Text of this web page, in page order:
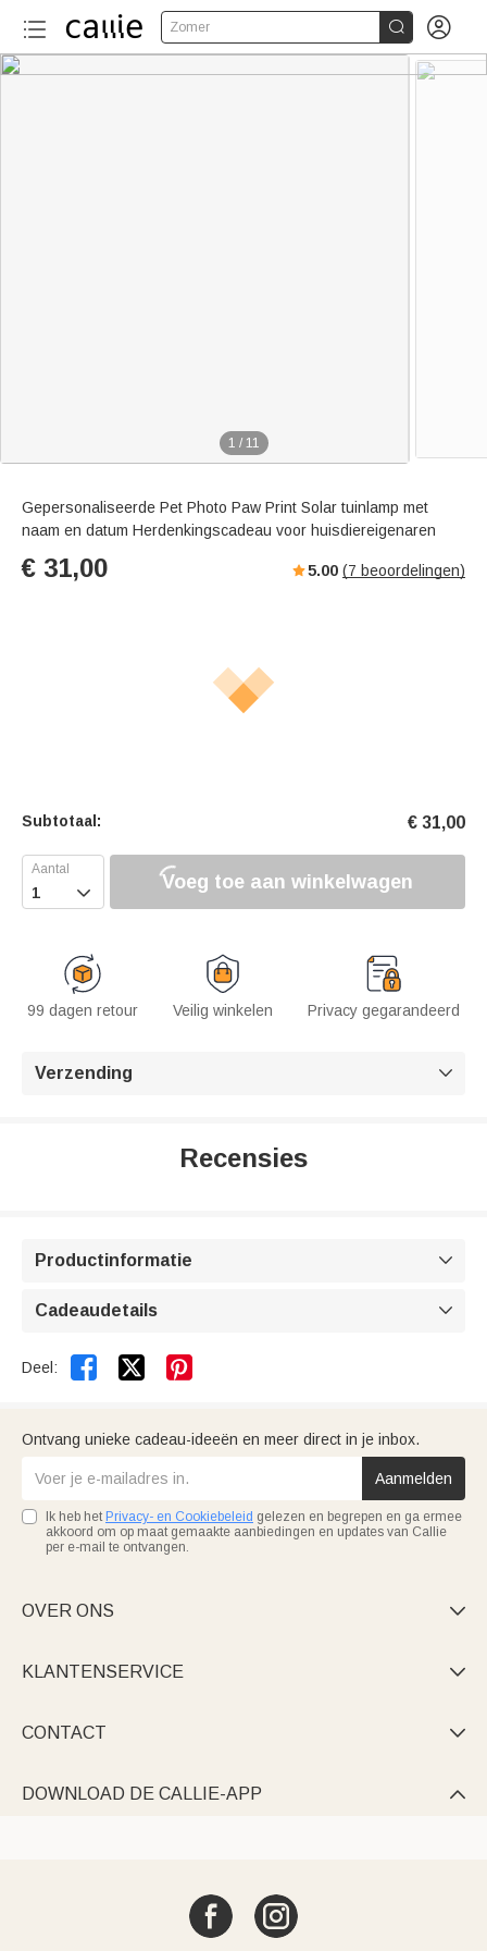
Zomer  
1 / 11
Gepersonaliseerde Pet Photo Paw Print Solar tuinlamp met
naam en datum Herdenkingscadeau voor huisdiereigenaren
€ 31,00 5.00 (7 beoordelingen)
Subtotaal: € 31,00
 Voeg toe aan winkelwagen
99 dagen retour Veilig winkelen Privacy gegarandeerd
Verzending 
Recensies
Productinformatie 
Cadeaudetails 
Deel:  
Ontvang unieke cadeau-ideeën en meer direct in je inbox.
Aanmelden
Ik heb het Privacy- en Cookiebeleid gelezen en begrepen en ga ermee
akkoord om op maat gemaakte aanbiedingen en updates van Callie
per e-mail te ontvangen.
OVER ONS 
KLANTENSERVICE 
CONTACT 
DOWNLOAD DE CALLIE-APP 